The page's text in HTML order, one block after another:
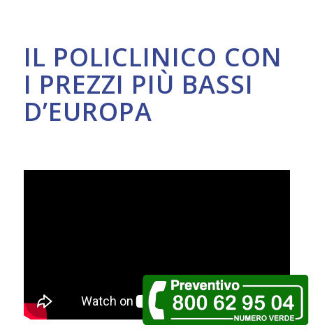
IL POLICLINICO CON
I PREZZI PIÙ BASSI
D’EUROPA